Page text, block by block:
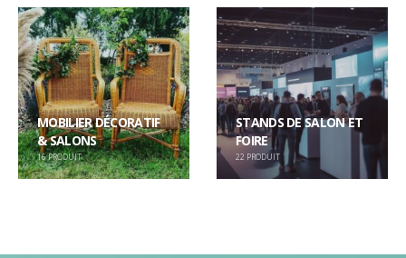
MOBILIER DÉCORATIF
& SALONS
16PRODUIT
STANDS DE SALON ET
FOIRE
22 PRODUIT